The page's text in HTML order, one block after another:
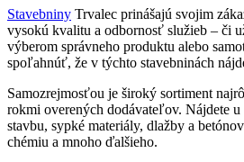
Stavebniny Trvalec prinášajú svojim
vysokú kvalitu a odbornosť služieb – či
výberom správneho produktu alebo
spoľahnúť, že v týchto stavebninách
Samozrejmosťou je široký sortiment
rokmi overených dodávateľov. Nájdete u
stavbu, sypké materiály, dlažby a
chémiu a mnoho ďalšieho.